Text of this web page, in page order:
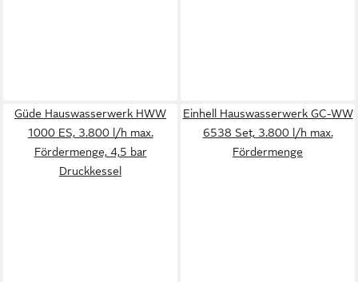
Güde Hauswasserwerk HWW
1000 ES, 3.800 l/h max.
Fördermenge, 4,5 bar
Druckkessel
Einhell Hauswasserwerk GC-WW
6538 Set, 3.800 l/h max.
Fördermenge